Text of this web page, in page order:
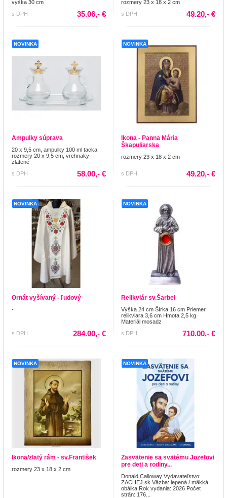
výška 30 cm
s DPH
35.06,- €
rozmery 23 x 18 x 2 cm
s DPH
49.20,- €
NOVINKA
Ampulky súprava
20 x 9,5 cm, ampulky 100 ml tacka
rozmery 20 x 9,5 cm, vrchnaky
zlatené
s DPH
58.00,- €
NOVINKA
Ikona - Panna Mária
Škapuliarska
rozmery 23 x 18 x 2 cm
s DPH 49.20,- €
NOVINKA
Ornát vyšívaný - ľudový
-
s DPH 284.00,- €
NOVINKA
Relikviár sv.Šarbel
Výška 24 cm Šírka 16 cm Priemer
relikviara 3,6 cm Hmota 2,5 kg
Materiál mosadz
s DPH
710.00,- €
NOVINKA
Ikona/zlatý rám - sv.František
rozmery 23 x 18 x 2 cm
NOVINKA
Zasvätenie sa svätému Jozefovi
pre deti a rodiny...
Donald Calloway Vydavateľstvo:
ZACHEJ.sk Väzba: lepená / mäkká
obálka Rok vydania: 2026 Počet
strán: 176...